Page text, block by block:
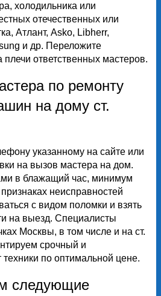
холодильника или
отечественных или
Атлант, Asko, Libherr,
и др. Переложите
ответственных мастеров.
по ремонту
на дому ст.
указанному на сайте или
на вызов мастера на дом.
в блажащий час, минимум
неисправностей
с видом поломки и взять
на выезд. Специалисты
Москвы, в том числе и на ст.
срочный и
по оптимальной цене.
следующие